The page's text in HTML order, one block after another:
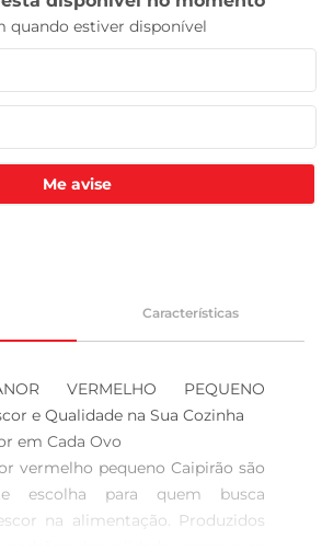
Me avise
Características
VERMELHO PEQUENO
e Qualidade na Sua Cozinha
em Cada Ovo
vermelho pequeno Caipirão são
escolha para quem busca
na alimentação. Produzidos